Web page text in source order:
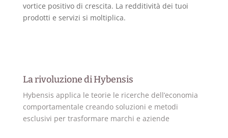
vortice positivo di crescita. La redditività dei tuoi
prodotti e servizi si moltiplica.
La rivoluzione di Hybensis
Hybensis applica le teorie le ricerche dell’economia
comportamentale creando soluzioni e metodi
esclusivi per trasformare marchi e aziende